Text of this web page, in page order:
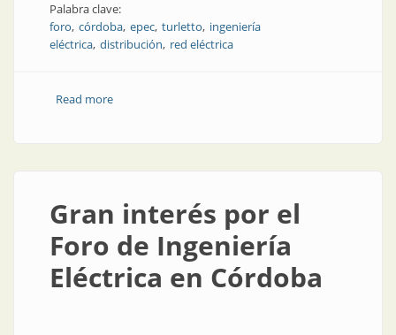
Palabra clave:
foro córdoba epec turletto ingeniería
eléctrica distribución red eléctrica
Read moreabout Gestión de redes y aceites biodegradables: el
Gran interés por el
Foro de Ingeniería
Eléctrica en Córdoba